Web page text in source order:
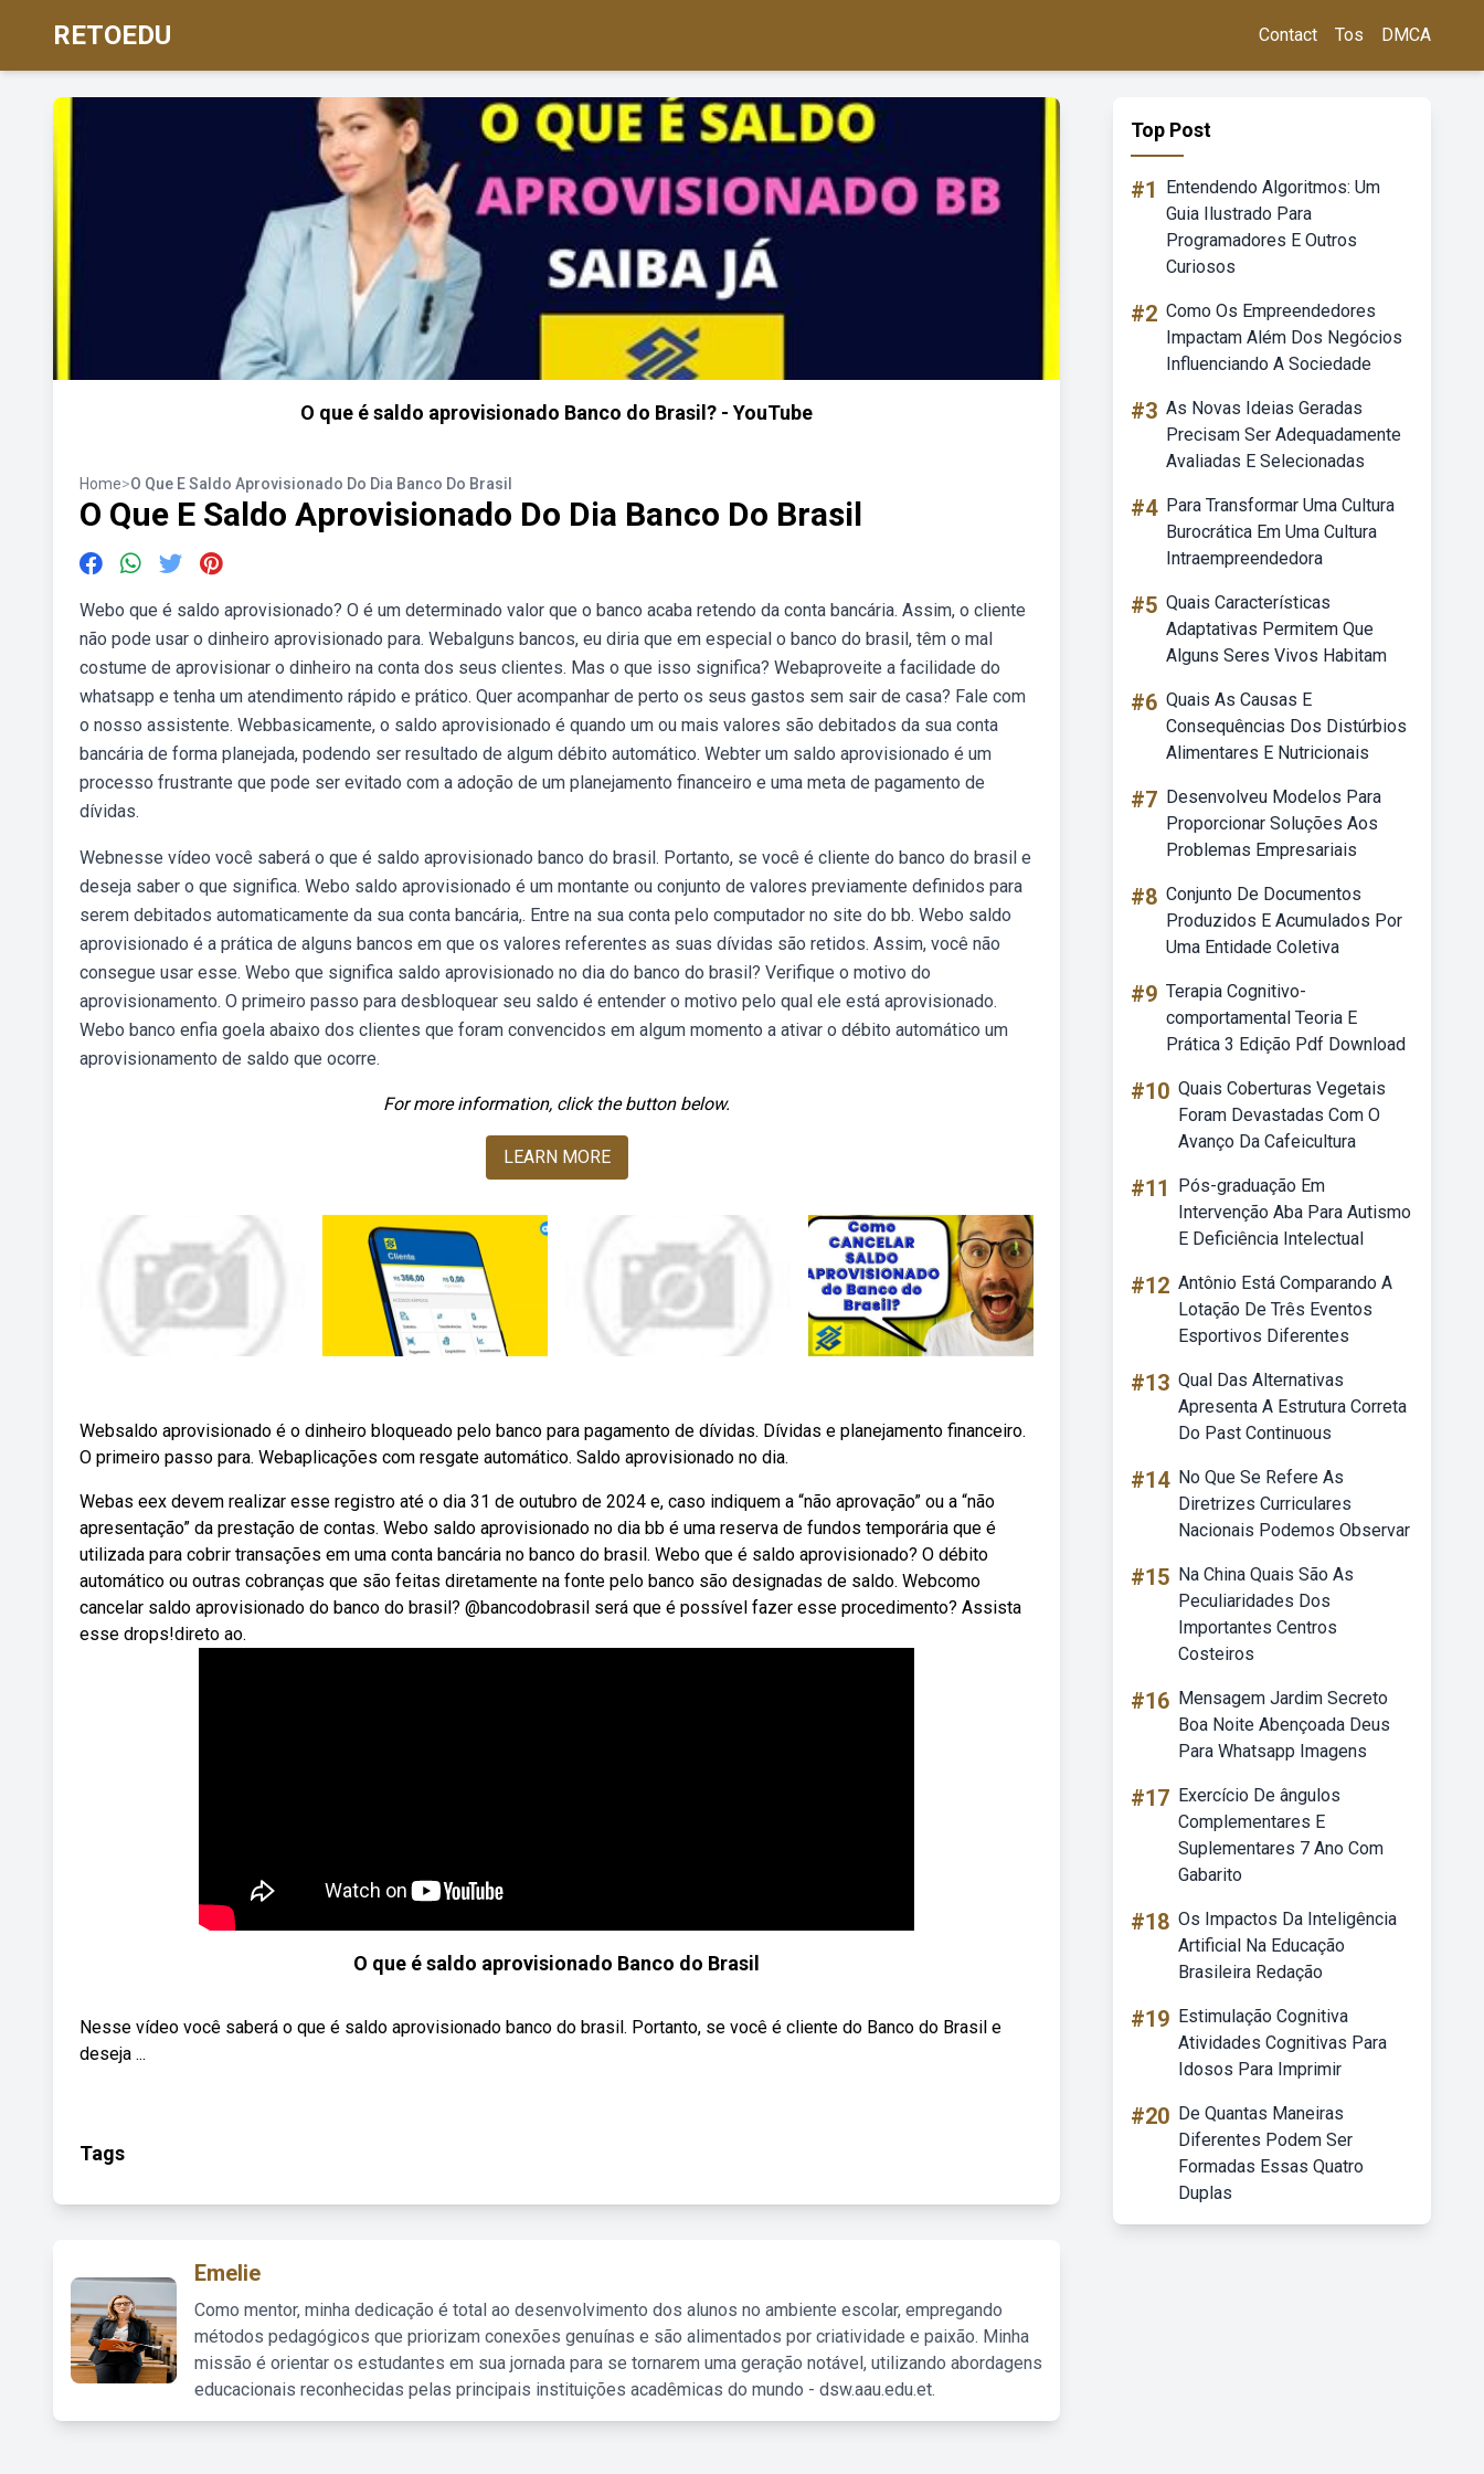
RETOEDU Contact Tos DMCA
O que é saldo aprovisionado Banco do Brasil? - YouTube
Home>O Que E Saldo Aprovisionado Do Dia Banco Do Brasil
O Que E Saldo Aprovisionado Do Dia Banco Do Brasil
Webo que é saldo aprovisionado? O é um determinado valor que o banco acaba retendo da conta bancária. Assim, o cliente
não pode usar o dinheiro aprovisionado para. Webalguns bancos, eu diria que em especial o banco do brasil, têm o mal
costume de aprovisionar o dinheiro na conta dos seus clientes. Mas o que isso significa? Webaproveite a facilidade do
whatsapp e tenha um atendimento rápido e prático. Quer acompanhar de perto os seus gastos sem sair de casa? Fale com
o nosso assistente. Webbasicamente, o saldo aprovisionado é quando um ou mais valores são debitados da sua conta
bancária de forma planejada, podendo ser resultado de algum débito automático. Webter um saldo aprovisionado é um
processo frustrante que pode ser evitado com a adoção de um planejamento financeiro e uma meta de pagamento de
dívidas.
Webnesse vídeo você saberá o que é saldo aprovisionado banco do brasil. Portanto, se você é cliente do banco do brasil e
deseja saber o que significa. Webo saldo aprovisionado é um montante ou conjunto de valores previamente definidos para
serem debitados automaticamente da sua conta bancária,. Entre na sua conta pelo computador no site do bb. Webo saldo
aprovisionado é a prática de alguns bancos em que os valores referentes as suas dívidas são retidos. Assim, você não
consegue usar esse. Webo que significa saldo aprovisionado no dia do banco do brasil? Verifique o motivo do
aprovisionamento. O primeiro passo para desbloquear seu saldo é entender o motivo pelo qual ele está aprovisionado.
Webo banco enfia goela abaixo dos clientes que foram convencidos em algum momento a ativar o débito automático um
aprovisionamento de saldo que ocorre.
For more information, click the button below.
LEARN MORE
Websaldo aprovisionado é o dinheiro bloqueado pelo banco para pagamento de dívidas. Dívidas e planejamento financeiro.
O primeiro passo para. Webaplicações com resgate automático. Saldo aprovisionado no dia.
Webas eex devem realizar esse registro até o dia 31 de outubro de 2024 e, caso indiquem a “não aprovação” ou a “não
apresentação” da prestação de contas. Webo saldo aprovisionado no dia bb é uma reserva de fundos temporária que é
utilizada para cobrir transações em uma conta bancária no banco do brasil. Webo que é saldo aprovisionado? O débito
automático ou outras cobranças que são feitas diretamente na fonte pelo banco são designadas de saldo. Webcomo
cancelar saldo aprovisionado do banco do brasil? @bancodobrasil será que é possível fazer esse procedimento? Assista
esse drops!direto ao.
O que é saldo aprovisionado Banco do Brasil
Nesse vídeo você saberá o que é saldo aprovisionado banco do brasil. Portanto, se você é cliente do Banco do Brasil e
deseja ...
Tags
Emelie
Como mentor, minha dedicação é total ao desenvolvimento dos alunos no ambiente escolar, empregando
métodos pedagógicos que priorizam conexões genuínas e são alimentados por criatividade e paixão. Minha
missão é orientar os estudantes em sua jornada para se tornarem uma geração notável, utilizando abordagens
educacionais reconhecidas pelas principais instituições acadêmicas do mundo - dsw.aau.edu.et.
Top Post
#1
Entendendo Algoritmos: Um
Guia Ilustrado Para
Programadores E Outros
Curiosos
#2 Como Os Empreendedores
Impactam Além Dos Negócios
Influenciando A Sociedade
#3 As Novas Ideias Geradas
Precisam Ser Adequadamente
Avaliadas E Selecionadas
#4 Para Transformar Uma Cultura
Burocrática Em Uma Cultura
Intraempreendedora
#5 Quais Características
Adaptativas Permitem Que
Alguns Seres Vivos Habitam
#6 Quais As Causas E
Consequências Dos Distúrbios
Alimentares E Nutricionais
#7 Desenvolveu Modelos Para
Proporcionar Soluções Aos
Problemas Empresariais
#8 Conjunto De Documentos
Produzidos E Acumulados Por
Uma Entidade Coletiva
#9 Terapia Cognitivo-
comportamental Teoria E
Prática 3 Edição Pdf Download
#10 Quais Coberturas Vegetais
Foram Devastadas Com O
Avanço Da Cafeicultura
#11
Pós-graduação Em
Intervenção Aba Para Autismo
E Deficiência Intelectual
#12 Antônio Está Comparando A
Lotação De Três Eventos
Esportivos Diferentes
#13 Qual Das Alternativas
Apresenta A Estrutura Correta
Do Past Continuous
#14 No Que Se Refere As
Diretrizes Curriculares
Nacionais Podemos Observar
#15 Na China Quais São As
Peculiaridades Dos
Importantes Centros
Costeiros
#16 Mensagem Jardim Secreto
Boa Noite Abençoada Deus
Para Whatsapp Imagens
#17 Exercício De ângulos
Complementares E
Suplementares 7 Ano Com
Gabarito
#18 Os Impactos Da Inteligência
Artificial Na Educação
Brasileira Redação
#19 Estimulação Cognitiva
Atividades Cognitivas Para
Idosos Para Imprimir
#20 De Quantas Maneiras
Diferentes Podem Ser
Formadas Essas Quatro
Duplas